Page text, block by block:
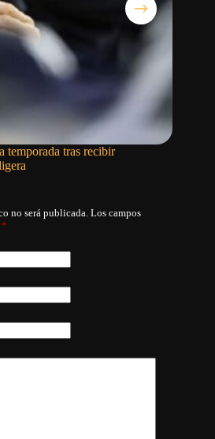
temporada tras recibir
no será publicada. Los campos
*